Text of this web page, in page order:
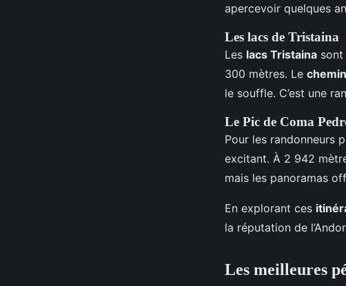
apercevoir quelques
Les lacs de Tristaina
Les lacs Tristaina
300 mètres. Le chemin
le souffle. C’est une
Le Pic de Coma
Pour les randonneurs
excitant. À 2 942
mais les panoramas
En explorant ces
la réputation de
Les meilleures